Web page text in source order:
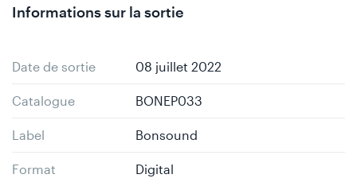
Informations sur la sortie
Date de sortie 08 juillet 2022
Catalogue BONEP033
Label Bonsound
Format Digital